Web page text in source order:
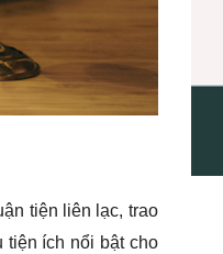
tiện liên lạc, trao
tiện ích nổi bật cho